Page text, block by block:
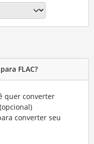
FLAC?
quer converter
converter seu